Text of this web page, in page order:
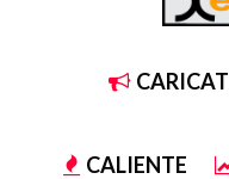
CALIENTE